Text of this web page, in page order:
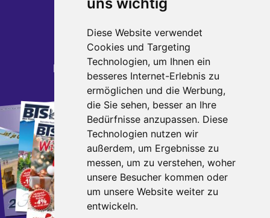
Diese Website verwendet
Cookies und Targeting
Technologien, um Ihnen ein
besseres Internet-Erlebnis zu
ermöglichen und die Werbung,
die Sie sehen, besser an Ihre
Bedürfnisse anzupassen. Diese
Technologien nutzen wir
außerdem, um Ergebnisse zu
messen, um zu verstehen, woher
unsere Besucher kommen oder
um unsere Website weiter zu
entwickeln.
59872 Meschede
Telefon: 0291 - 95 270 700
Telefax: 0291 - 95 270 799
E-Mail:
kontakt busteamsauerland.de
Katalogbestellung
Bestellen Sie jetzt unsere
aktuellen Kataloge.
direkt zur Bestellung